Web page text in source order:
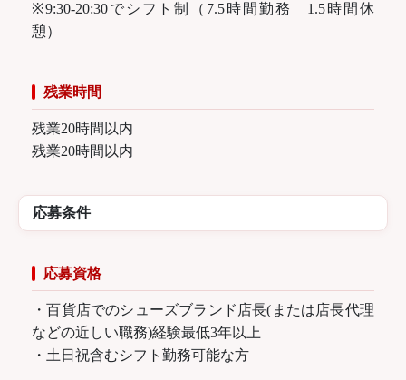
※9:30-20:30でシフト制（7.5時間勤務 1.5時間休
憩）
残業時間
残業20時間以内
残業20時間以内
応募条件
応募資格
・百貨店でのシューズブランド店長(または店長代理
などの近しい職務)経験最低3年以上
・土日祝含むシフト勤務可能な方